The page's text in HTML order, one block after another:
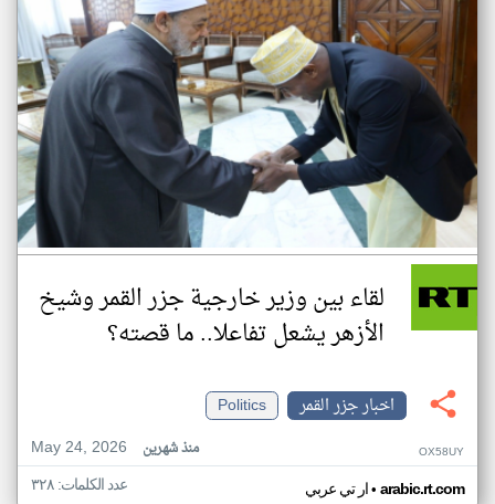
لقاء بين وزير خارجية جزر القمر وشيخ
الأزهر يشعل تفاعلا.. ما قصته؟
اخبار جزر القمر
Politics
May 24, 2026
منذ شهرين OX58UY
ار تي عربي• arabic.rt.com عدد الكلمات: ٣٢٨